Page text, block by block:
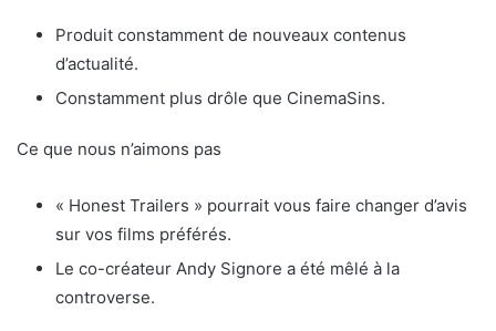
Produit constamment de nouveaux contenus
d’actualité.
Constamment plus drôle que CinemaSins.
Ce que nous n’aimons pas
« Honest Trailers » pourrait vous faire changer d’avis
sur vos films préférés.
Le co-créateur Andy Signore a été mêlé à la
controverse.